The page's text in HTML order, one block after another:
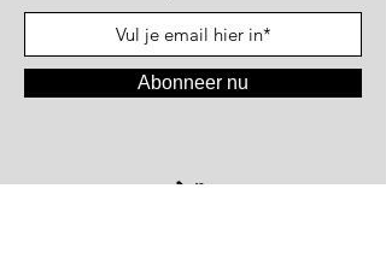
Abonneer nu